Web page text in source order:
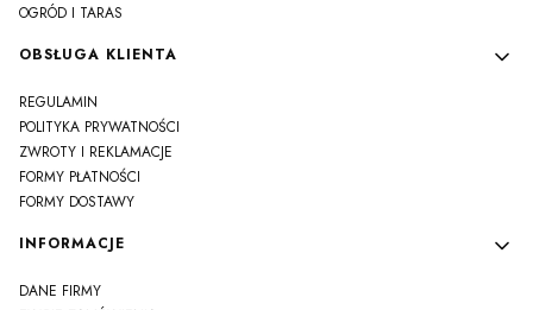
OGRÓD I TARAS
OBSŁUGA KLIENTA
REGULAMIN
POLITYKA PRYWATNOŚCI
ZWROTY I REKLAMACJE
FORMY PŁATNOŚCI
FORMY DOSTAWY
INFORMACJE
DANE FIRMY